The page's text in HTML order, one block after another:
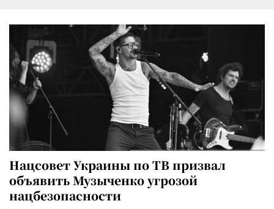
Нацсовет Украины по ТВ призвал
объявить Музыченко угрозой
нацбезопасности